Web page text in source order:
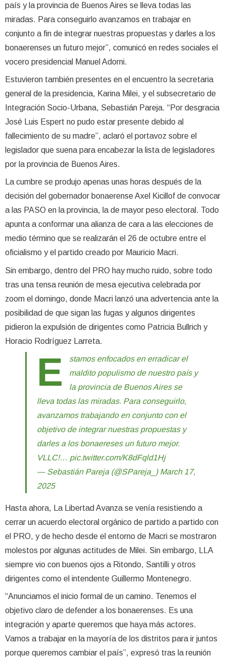
país y la provincia de Buenos Aires se lleva todas las
miradas. Para conseguirlo avanzamos en trabajar en
conjunto a fin de integrar nuestras propuestas y darles a los
bonaerenses un futuro mejor”, comunicó en redes sociales el
vocero presidencial Manuel Adorni.
Estuvieron también presentes en el encuentro la secretaria
general de la presidencia, Karina Milei, y el subsecretario de
Integración Socio-Urbana, Sebastián Pareja. “Por desgracia
José Luis Espert no pudo estar presente debido al
fallecimiento de su madre”, aclaró el portavoz sobre el
legislador que suena para encabezar la lista de legisladores
por la provincia de Buenos Aires.
La cumbre se produjo apenas unas horas después de la
decisión del gobernador bonaerense Axel Kicillof de convocar
a las PASO en la provincia, la de mayor peso electoral. Todo
apunta a conformar una alianza de cara a las elecciones de
medio término que se realizarán el 26 de octubre entre el
oficialismo y el partido creado por Mauricio Macri.
Sin embargo, dentro del PRO hay mucho ruido, sobre todo
tras una tensa reunión de mesa ejecutiva celebrada por
zoom el domingo, donde Macri lanzó una advertencia ante la
posibilidad de que sigan las fugas y algunos dirigentes
pidieron la expulsión de dirigentes como Patricia Bullrich y
Horacio Rodríguez Larreta.
E
stamos enfocados en erradicar el
maldito populismo de nuestro país y
la provincia de Buenos Aires se
lleva todas las miradas. Para conseguirlo,
avanzamos trabajando en conjunto con el
objetivo de integrar nuestras propuestas y
darles a los bonaereses un futuro mejor.
VLLC!… pic.twitter.com/K8dFqld1Hj
— Sebastián Pareja (@SPareja_) March 17,
2025
Hasta ahora, La Libertad Avanza se venía resistiendo a
cerrar un acuerdo electoral orgánico de partido a partido con
el PRO, y de hecho desde el entorno de Macri se mostraron
molestos por algunas actitudes de Milei. Sin embargo, LLA
siempre vio con buenos ojos a Ritondo, Santilli y otros
dirigentes como el intendente Guillermo Montenegro.
“Anunciamos el inicio formal de un camino. Tenemos el
objetivo claro de defender a los bonaerenses. Es una
integración y aparte queremos que haya más actores.
Vamos a trabajar en la mayoría de los distritos para ir juntos
porque queremos cambiar el país”, expresó tras la reunión